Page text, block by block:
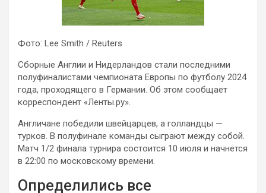
Фото: Lee Smith / Reuters
Сборные Англии и Нидерландов стали последними
полуфиналистами чемпионата Европы по футболу 2024
года, проходящего в Германии. Об этом сообщает
корреспондент «Ленты.ру».
Англичане победили швейцарцев, а голландцы —
турков. В полуфинале команды сыграют между собой.
Матч 1/2 финала турнира состоится 10 июля и начнется
в 22:00 по московскому времени.
Определились все